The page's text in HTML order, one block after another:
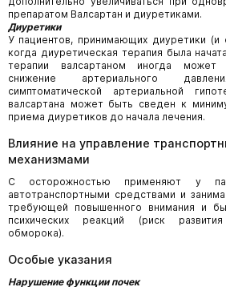
препаратом Валсартан и диуретиками.
Диуретики
У пациентов, принимающих диуретики (и
когда диуретическая терапия была
терапии валсартаном иногда может
снижение артериального
симптоматической артериальной
валсартана может быть сведен к
приема диуретиков до начала лечения.
Влияние на управление
механизмами
С осторожностью применяют у
автотранспортными средствами и
требующей повышенного внимания и
психических реакций (риск
обморока).
Особые указания
Нарушение функции почек